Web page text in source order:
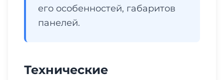
его особенностей, габаритов
панелей.
Технические